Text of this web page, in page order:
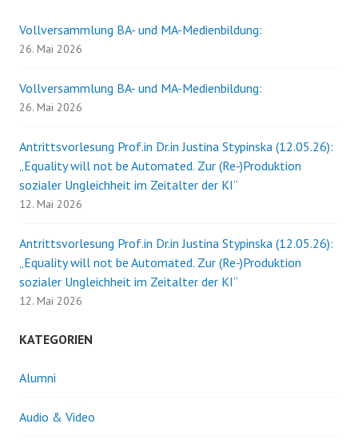
Vollversammlung BA- und MA-Medienbildung:
26. Mai 2026
Vollversammlung BA- und MA-Medienbildung:
26. Mai 2026
Antrittsvorlesung Prof.in Dr.in Justina Stypinska (12.05.26):
„Equality will not be Automated. Zur (Re-)Produktion
sozialer Ungleichheit im Zeitalter der KI“
12. Mai 2026
Antrittsvorlesung Prof.in Dr.in Justina Stypinska (12.05.26):
„Equality will not be Automated. Zur (Re-)Produktion
sozialer Ungleichheit im Zeitalter der KI“
12. Mai 2026
KATEGORIEN
Alumni
Audio & Video